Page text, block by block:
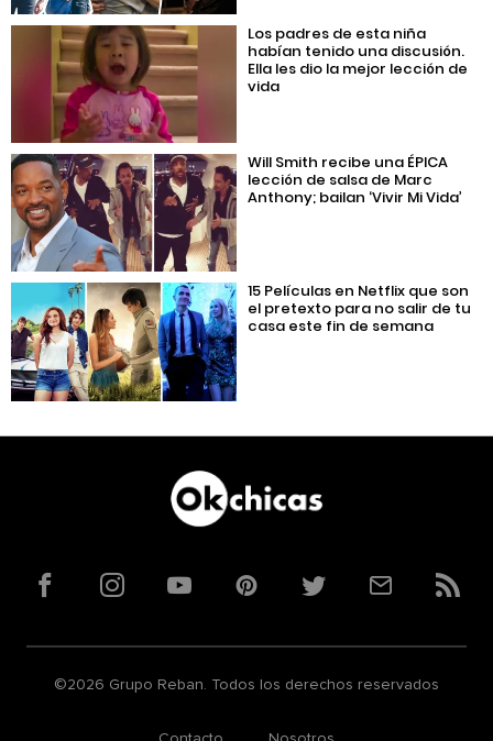
Los padres de esta niña
habían tenido una discusión.
Ella les dio la mejor lección de
vida
Will Smith recibe una ÉPICA
lección de salsa de Marc
Anthony; bailan ‘Vivir Mi Vida’
15 Películas en Netflix que son
el pretexto para no salir de tu
casa este fin de semana
FacebookInstagramYouTubePinterestTwitterCorreoRSS
©2026 Grupo Reban. Todos los derechos reservados